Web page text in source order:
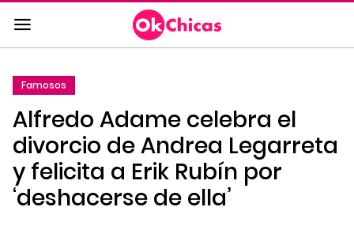
Saltar
al
contenido
a
la
navegación
principal
Famosos
Alfredo Adame celebra el
divorcio de Andrea Legarreta
y felicita a Erik Rubín por
‘deshacerse de ella’